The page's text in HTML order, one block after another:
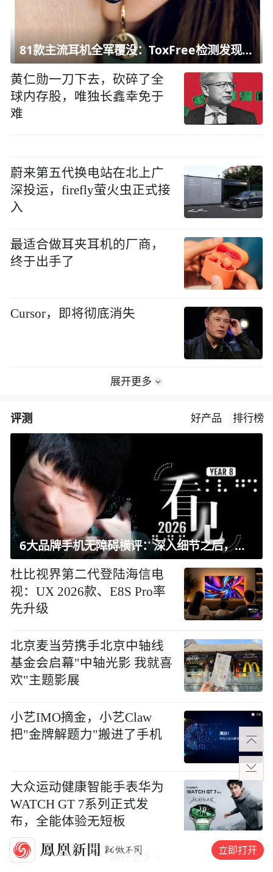
81款主流耳机全军覆没：ToxFree检测发现均含对人体有害化学物质
黄仁勋一刀下去，砍碎了全
球内存股，唯独长鑫幸免于
难
蔚来第五代换电站在北上广
深投运，firefly萤火虫正式接
入
最适合做耳夹耳机的厂商，
终于出手了
Cursor，即将彻底消失
展开更多
评测 好产品 排行榜
6大品牌手机无障碍横评：深入细节之后，似乎只有苹果能挺住？｜ 看见2026
杜比视界第二代登陆海信电
视：UX 2026款、E8S Pro率
先升级
北京麦当劳携手北京中轴线
基金会启幕"中轴光影 我就喜
欢"主题影展
小艺IMO摘金，小艺Claw
把"金牌解题力"搬进了手机
大众运动健康智能手表华为
WATCH GT 7系列正式发
布，全能体验无短板
展开更多
立即打开